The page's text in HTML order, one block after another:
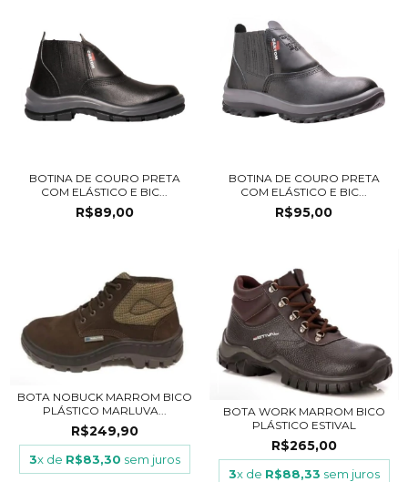
BOTINA DE COURO PRETA
COM ELÁSTICO E BIC...
R$89,00
BOTINA DE COURO PRETA
COM ELÁSTICO E BIC...
R$95,00
BOTA NOBUCK MARROM BICO
PLÁSTICO MARLUVA...
R$249,90
3x de R$83,30 sem juros
BOTA WORK MARROM BICO
PLÁSTICO ESTIVAL
R$265,00
3x de R$88,33 sem juros